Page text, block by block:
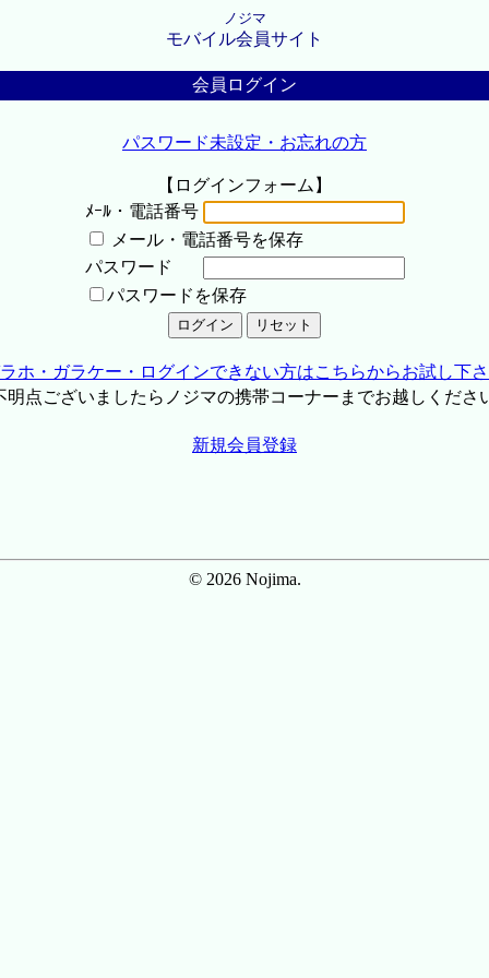
ノジマ
モバイル会員サイト
会員ログイン
パスワード未設定・お忘れの方
【ログインフォーム】
ﾒｰﾙ・電話番号
メール・電話番号を保存
パスワード
パスワードを保存
ホ・ガラケー・ログインできない方はこちらからお試し下
点ございましたらノジマの携帯コーナーまでお越しくださ
新規会員登録
© 2026 Nojima.